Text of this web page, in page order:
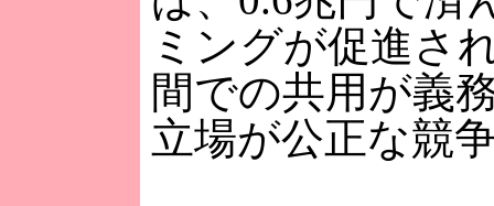
ミングが促進さ
間での共用が義
立場が公正な競